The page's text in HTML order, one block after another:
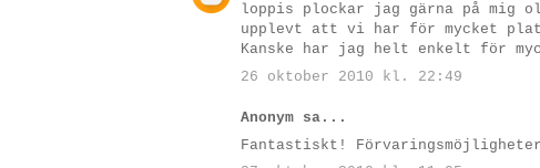
loppis plockar jag gärna på mig
upplevt att vi har för mycket
Kanske har jag helt enkelt för
26 oktober 2010 kl. 22:49
Anonym sa...
Fantastiskt!